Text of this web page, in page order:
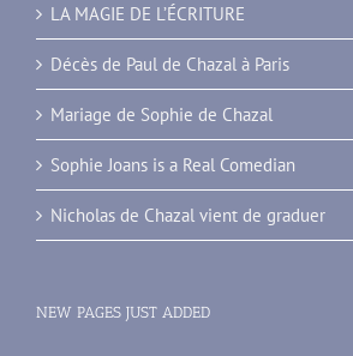
LA MAGIE DE L’ÉCRITURE
Décès de Paul de Chazal à Paris
Mariage de Sophie de Chazal
Sophie Joans is a Real Comedian
Nicholas de Chazal vient de graduer
NEW PAGES JUST ADDED